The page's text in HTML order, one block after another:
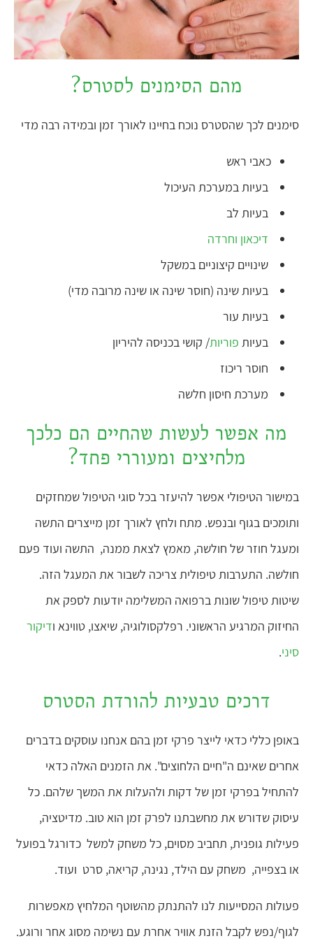
מהם הסימנים לסטרס?
סימנים לכך שהסטרס נוכח בחיינו לאורך זמן ובמידה רבה מדי
כאבי ראש
בעיות במערכת העיכול
בעיות לב
דיכאון וחרדה
שינויים קיצוניים במשקל
בעיות שינה (חוסר שינה או שינה מרובה מדי)
בעיות עור
בעיות פוריות/ קושי בכניסה להיריון
חוסר ריכוז
מערכת חיסון חלשה
מה אפשר לעשות שהחיים הם כלכך
מלחיצים ומעוררי פחד?
במישור הטיפולי אפשר להיעזר בכל סוגי הטיפול שמחזקים
ותומכים בגוף ובנפש. מתח ולחץ לאורך זמן מייצרים התשה
ומעגל חוזר של חולשה, מאמץ לצאת ממנה, התשה ועוד פעם
חולשה. התערבות טיפולית צריכה לשבור את המעגל הזה.
שיטות טיפול שונות ברפואה המשלימה יודעות לספק את
החיזוק המרגיע הראשוני. רפלקסולוגיה, שיאצו, טווינא ודיקור
סיני.
דרכים טבעיות להורדת הסטרס
באופן כללי כדאי לייצר פרקי זמן בהם אנחנו עוסקים בדברים
אחרים שאינם ה"חיים הלחוצים". את הזמנים האלה כדאי
להתחיל בפרקי זמן של דקות ולהעלות את המשך שלהם. כל
עיסוק שדורש את מחשבתנו לפרק זמן הוא טוב. מדיטציה,
פעילות גופנית, תחביב מסוים, כל משחק למשל כדורגל בפועל
או בצפייה, משחק עם הילד, נגינה, קריאה, סרט ועוד.
פעולות המסייעות לנו להתנתק מהשוטף המלחיץ מאפשרות
לגוף/נפש לקבל הזנת אוויר אחרת עם נשימה מסוג אחר ורוגע.